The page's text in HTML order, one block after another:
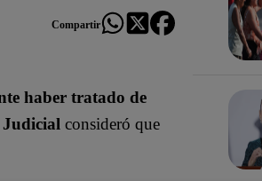
Compartir
haber tratado de
consideró que